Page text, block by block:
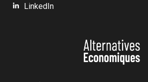
LinkedIn